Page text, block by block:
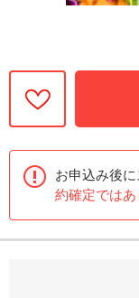
お申込み後に
約確定では